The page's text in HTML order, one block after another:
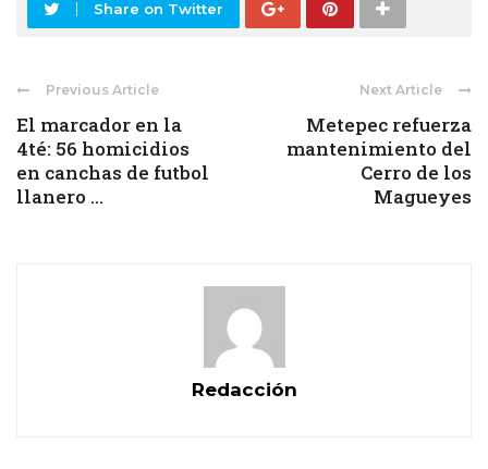
Share on Twitter
Previous Article
El marcador en la
4té: 56 homicidios
en canchas de futbol
llanero ...
Next Article
Metepec refuerza
mantenimiento del
Cerro de los
Magueyes
Redacción